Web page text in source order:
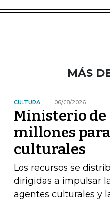
MÁS
CULTURA 06/08/2026
Ministerio de
millones
culturales
Los recursos se
dirigidas a impulsar
agentes culturales y